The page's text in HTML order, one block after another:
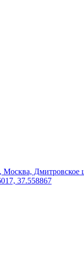
Москва, Дмитровское
37.558867